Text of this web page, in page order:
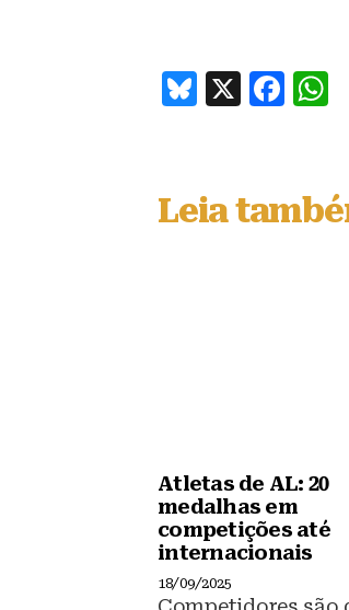
B
s
k
X
F
e
b
s
Leia
Atletas de AL: 20
medalhas em
competições até
internacionais
18/09/2025